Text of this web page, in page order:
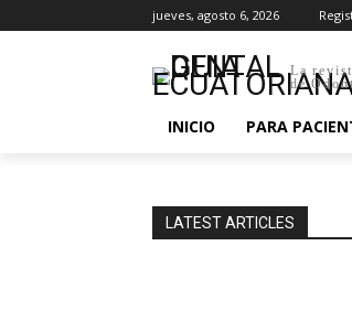
jueves, agosto 6, 2026
La
de
INICIO PARA
LATEST ARTICLES